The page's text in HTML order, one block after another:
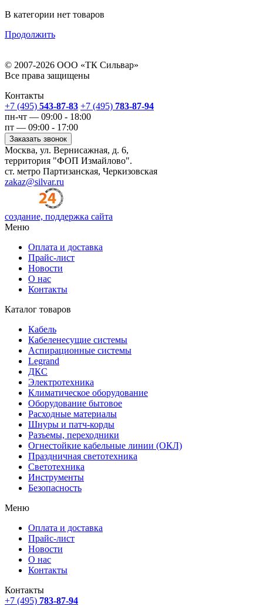
В категории нет товаров
Продолжить
© 2007-2026 ООО «ТК Сильвар»
Все права защищены
Контакты
+7 (495) 543-87-83 +7 (495) 783-87-94
пн-чт — 09:00 - 18:00
пт — 09:00 - 17:00
Заказать звонок
Москва, ул. Вернисажная, д. 6,
территория "ФОП Измайлово".
ст. метро Партизанская, Черкизовская
zakaz@silvar.ru
создание, поддержка сайта
Меню
Оплата и доставка
Прайс-лист
Новости
О нас
Контакты
Каталог товаров
Кабель
Кабеленесущие системы
Аспирационные системы
Legrand
ДКС
Электротехника
Климатическое оборудование
Оборудование бытовое
Расходные материалы
Шнуры и патч-корды
Разъемы, переходники
Огнестойкие кабельные линии (ОКЛ)
Праздничная светотехника
Светотехника
Инструменты
Безопасность
Меню
Оплата и доставка
Прайс-лист
Новости
О нас
Контакты
Контакты
+7 (495) 783-87-94